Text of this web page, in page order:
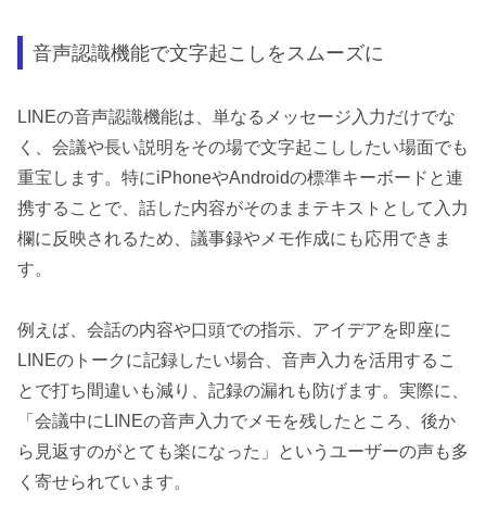
音声認識機能で文字起こしをスムーズに
LINEの音声認識機能は、単なるメッセージ入力だけでな
く、会議や長い説明をその場で文字起こししたい場面でも
重宝します。特にiPhoneやAndroidの標準キーボードと連
携することで、話した内容がそのままテキストとして入力
欄に反映されるため、議事録やメモ作成にも応用できま
す。
例えば、会話の内容や口頭での指示、アイデアを即座に
LINEのトークに記録したい場合、音声入力を活用するこ
とで打ち間違いも減り、記録の漏れも防げます。実際に、
「会議中にLINEの音声入力でメモを残したところ、後か
ら見返すのがとても楽になった」というユーザーの声も多
く寄せられています。